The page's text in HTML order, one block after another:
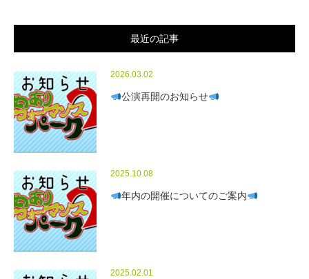
最近の記事
2026.03.02
公演再開のお知らせ
2025.10.08
年内の開催についてのご案内
2025.02.01